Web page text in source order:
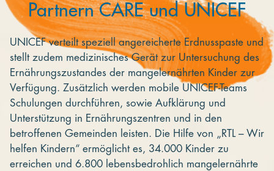
Partnern CARE und UNICEF
UNICEF verteilt speziell angereicherte Erdnusspaste und
stellt zudem medizinisches Gerät zur Untersuchung des
Ernährungszustandes der mangelernährten Kinder zur
Verfügung. Zusätzlich werden mobile UNICEF-Teams
Schulungen durchführen, sowie Aufklärung und
Unterstützung in Ernährungszentren und in den
betroffenen Gemeinden leisten. Die Hilfe von „RTL – Wir
helfen Kindern“ ermöglicht es, 34.000 Kinder zu
erreichen und 6.800 lebensbedrohlich mangelernährte